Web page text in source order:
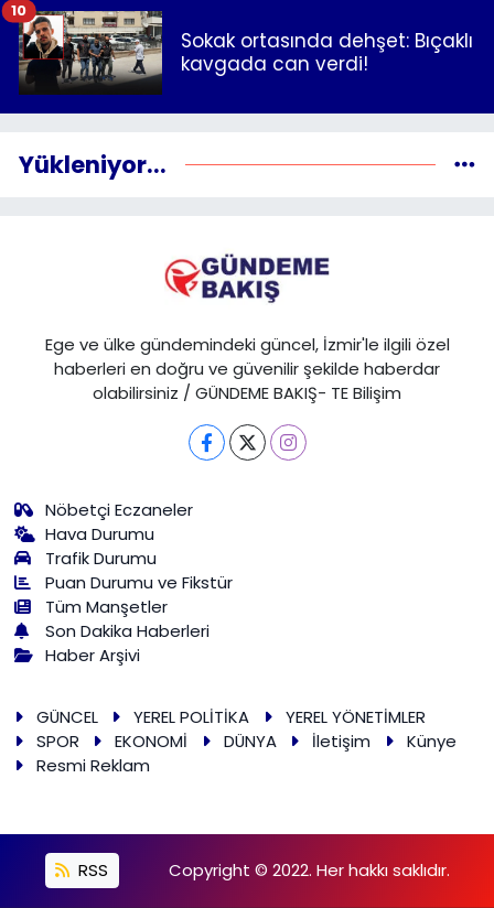
Sokak ortasında dehşet: Bıçaklı
kavgada can verdi!
10
Yükleniyor...
Ege ve ülke gündemindeki güncel, İzmir'le ilgili özel
haberleri en doğru ve güvenilir şekilde haberdar
olabilirsiniz / GÜNDEME BAKIŞ- TE Bilişim
Nöbetçi Eczaneler
Hava Durumu
Trafik Durumu
Puan Durumu ve Fikstür
Tüm Manşetler
Son Dakika Haberleri
Haber Arşivi
GÜNCEL YEREL POLİTİKA
YEREL YÖNETİMLER
SPOR
EKONOMİ DÜNYA İletişim
Künye
Resmi Reklam
RSS Copyright © 2022. Her hakkı saklıdır.